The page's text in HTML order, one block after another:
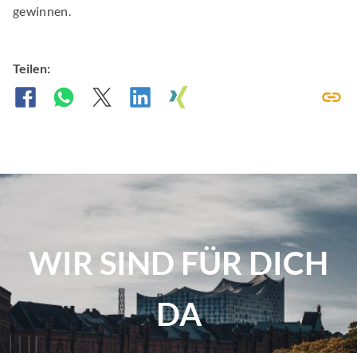
gewinnen.
Teilen:
WIR SIND FÜR DICH
DA